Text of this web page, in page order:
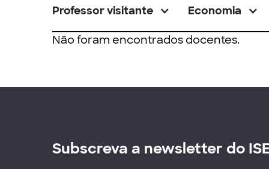
Professor visitante Economia
Não foram encontrados docentes.
Subscreva a newsletter do